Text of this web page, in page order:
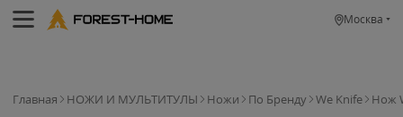
Москва
Главная НОЖИ И МУЛЬТИТУЛЫ Ножи По Бренду We Knife Нож